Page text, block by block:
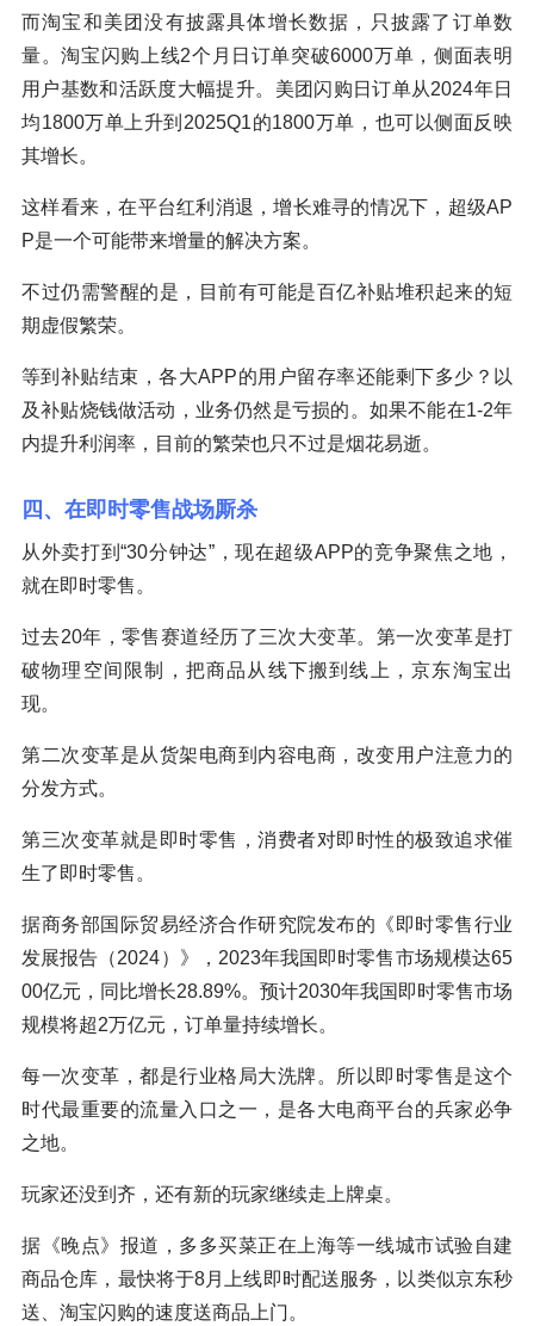
而淘宝和美团没有披露具体增长数据，只披露了订单数
量。淘宝闪购上线2个月日订单突破6000万单，侧面表明
用户基数和活跃度大幅提升。美团闪购日订单从2024年日
均1800万单上升到2025Q1的1800万单，也可以侧面反映
其增长。
这样看来，在平台红利消退，增长难寻的情况下，超级AP
P是一个可能带来增量的解决方案。
不过仍需警醒的是，目前有可能是百亿补贴堆积起来的短
期虚假繁荣。
等到补贴结束，各大APP的用户留存率还能剩下多少？以
及补贴烧钱做活动，业务仍然是亏损的。如果不能在1-2年
内提升利润率，目前的繁荣也只不过是烟花易逝。
四、在即时零售战场厮杀
从外卖打到“30分钟达”，现在超级APP的竞争聚焦之地，
就在即时零售。
过去20年，零售赛道经历了三次大变革。第一次变革是打
破物理空间限制，把商品从线下搬到线上，京东淘宝出
现。
第二次变革是从货架电商到内容电商，改变用户注意力的
分发方式。
第三次变革就是即时零售，消费者对即时性的极致追求催
生了即时零售。
据商务部国际贸易经济合作研究院发布的《即时零售行业
发展报告（2024）》，2023年我国即时零售市场规模达65
00亿元，同比增长28.89%。预计2030年我国即时零售市场
规模将超2万亿元，订单量持续增长。
每一次变革，都是行业格局大洗牌。所以即时零售是这个
时代最重要的流量入口之一，是各大电商平台的兵家必争
之地。
玩家还没到齐，还有新的玩家继续走上牌桌。
据《晚点》报道，多多买菜正在上海等一线城市试验自建
商品仓库，最快将于8月上线即时配送服务，以类似京东秒
送、淘宝闪购的速度送商品上门。